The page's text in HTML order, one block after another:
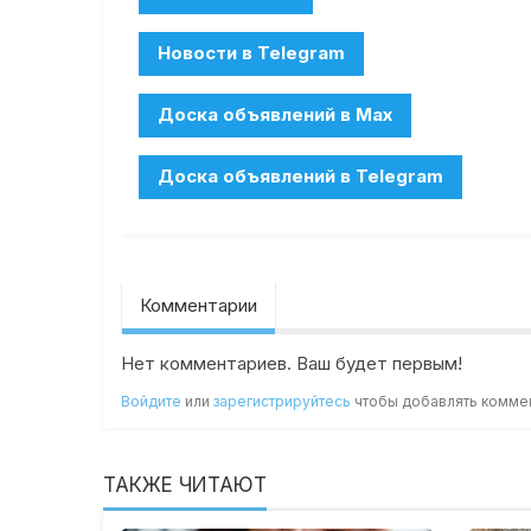
Комментарии
Нет комментариев. Ваш будет первым!
Войдите илизарегистрируйтесь чтобы добавлять
ТАКЖЕ ЧИТАЮТ